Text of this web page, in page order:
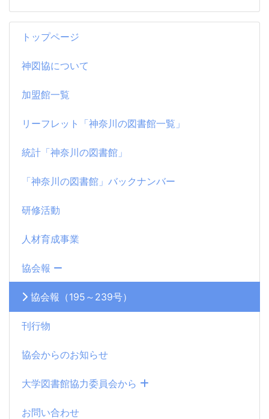
トップページ
神図協について
加盟館一覧
リーフレット「神奈川の図書館一覧」
統計「神奈川の図書館」
「神奈川の図書館」バックナンバー
研修活動
人材育成事業
協会報
協会報（195～239号）
刊行物
協会からのお知らせ
大学図書館協力委員会から
お問い合わせ